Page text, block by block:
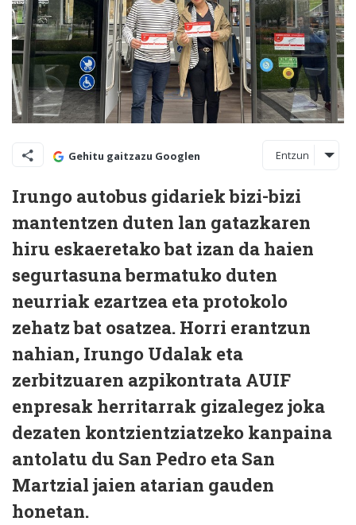
Gehitu gaitzazu Googlen Entzun
Irungo autobus gidariek bizi-bizi
mantentzen duten lan gatazkaren
hiru eskaeretako bat izan da haien
segurtasuna bermatuko duten
neurriak ezartzea eta protokolo
zehatz bat osatzea. Horri erantzun
nahian, Irungo Udalak eta
zerbitzuaren azpikontrata AUIF
enpresak herritarrak gizalegez joka
dezaten kontzientziatzeko kanpaina
antolatu du San Pedro eta San
Martzial jaien atarian gauden
honetan.